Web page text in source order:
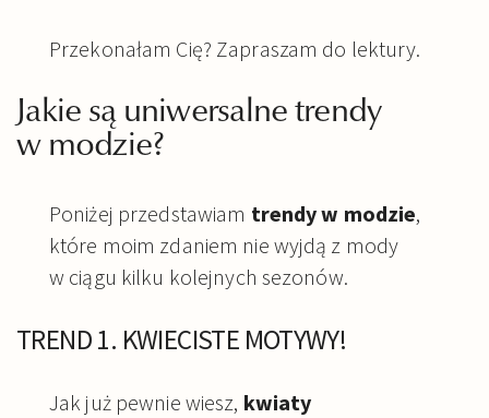
Przekonałam Cię? Zapraszam do lektury.
Jakie są uniwersalne trendy
w modzie?
Poniżej przedstawiam trendy w modzie,
które moim zdaniem nie wyjdą z mody
w ciągu kilku kolejnych sezonów.
TREND 1. KWIECISTE MOTYWY!
Jak już pewnie wiesz, kwiaty